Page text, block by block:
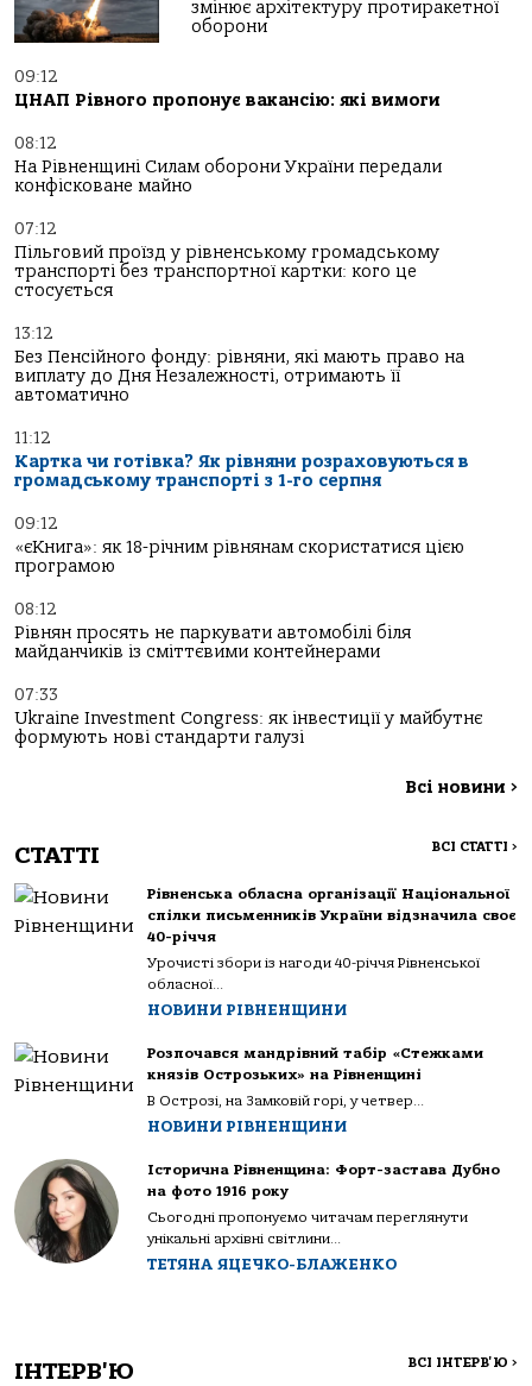
змінює архітектуру протиракетної
оборони
09:12
ЦНАП Рівного пропонує вакансію: які вимоги
08:12
На Рівненщині Силам оборони України передали
конфісковане майно
07:12
Пільговий проїзд у рівненському громадському
транспорті без транспортної картки: кого це
стосується
13:12
Без Пенсійного фонду: рівняни, які мають право на
виплату до Дня Незалежності, отримають її
автоматично
11:12
Картка чи готівка? Як рівняни розраховуються в
громадському транспорті з 1-го серпня
09:12
«єКнига»: як 18-річним рівнянам скористатися цією
програмою
08:12
Рівнян просять не паркувати автомобілі біля
майданчиків із сміттєвими контейнерами
07:33
Ukraine Investment Congress: як інвестиції у майбутнє
формують нові стандарти галузі
Всі новини >
СТАТТІ ВСІ СТАТТІ >
Рівненська обласна організації Національної
спілки письменників України відзначила своє
40-річчя
Урочисті збори із нагоди 40-річчя Рівненської
обласної...
НОВИНИ РІВНЕНЩИНИ
Розпочався мандрівний табір «Стежками
князів Острозьких» на Рівненщині
В Острозі, на Замковій горі, у четвер...
НОВИНИ РІВНЕНЩИНИ
Історична Рівненщина: Форт-застава Дубно
на фото 1916 року
Сьогодні пропонуємо читачам переглянути
унікальні архівні світлини...
ТЕТЯНА ЯЦЕЧКО-БЛАЖЕНКО
ІНТЕРВ'Ю ВСІ ІНТЕРВ'Ю >